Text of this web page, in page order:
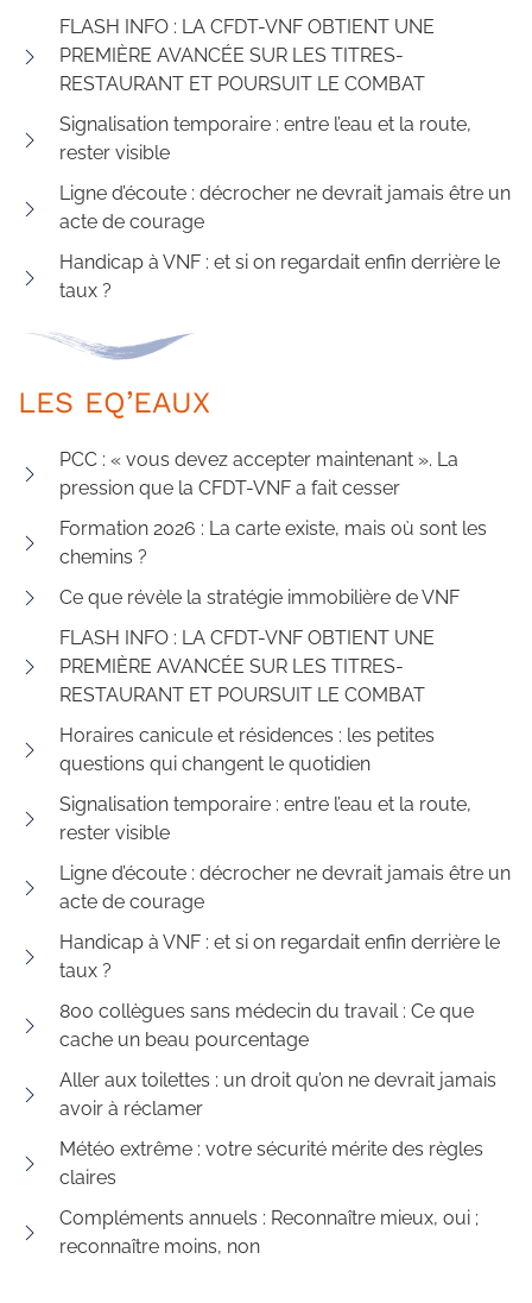
FLASH INFO : LA CFDT-VNF OBTIENT UNE
PREMIÈRE AVANCÉE SUR LES TITRES-
RESTAURANT ET POURSUIT LE COMBAT
Signalisation temporaire : entre l’eau et la route,
rester visible
Ligne d’écoute : décrocher ne devrait jamais être un
acte de courage
Handicap à VNF : et si on regardait enfin derrière le
taux ?
LES EQ’EAUX
PCC : « vous devez accepter maintenant ». La
pression que la CFDT-VNF a fait cesser
Formation 2026 : La carte existe, mais où sont les
chemins ?
Ce que révèle la stratégie immobilière de VNF
FLASH INFO : LA CFDT-VNF OBTIENT UNE
PREMIÈRE AVANCÉE SUR LES TITRES-
RESTAURANT ET POURSUIT LE COMBAT
Horaires canicule et résidences : les petites
questions qui changent le quotidien
Signalisation temporaire : entre l’eau et la route,
rester visible
Ligne d’écoute : décrocher ne devrait jamais être un
acte de courage
Handicap à VNF : et si on regardait enfin derrière le
taux ?
800 collègues sans médecin du travail : Ce que
cache un beau pourcentage
Aller aux toilettes : un droit qu’on ne devrait jamais
avoir à réclamer
Météo extrême : votre sécurité mérite des règles
claires
Compléments annuels : Reconnaître mieux, oui ;
reconnaître moins, non